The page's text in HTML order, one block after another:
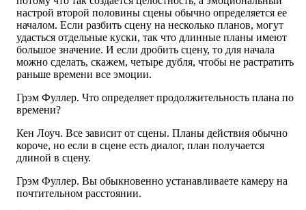
настрой второй половины сцены обычно определяется ее
началом. Если разбить сцену на несколько планов, могут
удасться отдельные куски, так что длинные планы имеют
большое значение. И если дробить сцену, то для начала
можно сделать, скажем, четыре дубля, чтобы не растратить
раньше времени все эмоции.
Грэм Фуллер. Что определяет продолжительность плана по
времени?
Кен Лоуч. Все зависит от сцены. Планы действия обычно
короче, но если в сцене есть диалог, план получается
длиной в сцену.
Грэм Фуллер. Вы обыкновенно устанавливаете камеру на
почтительном расстоянии.